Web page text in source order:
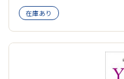
在庫あり